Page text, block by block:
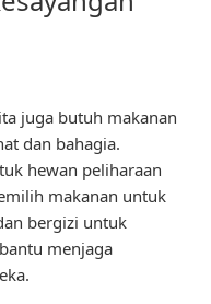
juga butuh makanan
dan bahagia.
hewan peliharaan
makanan untuk
bergizi untuk
menjaga